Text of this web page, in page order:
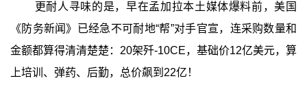
更耐人寻味的是，早在孟加拉本土媒体爆料前，美国
《防务新闻》已经急不可耐地“帮”对手官宣，连采购数量和
金额都算得清清楚楚：20架歼-10CE，基础价12亿美元，算
上培训、弹药、后勤，总价飙到22亿！